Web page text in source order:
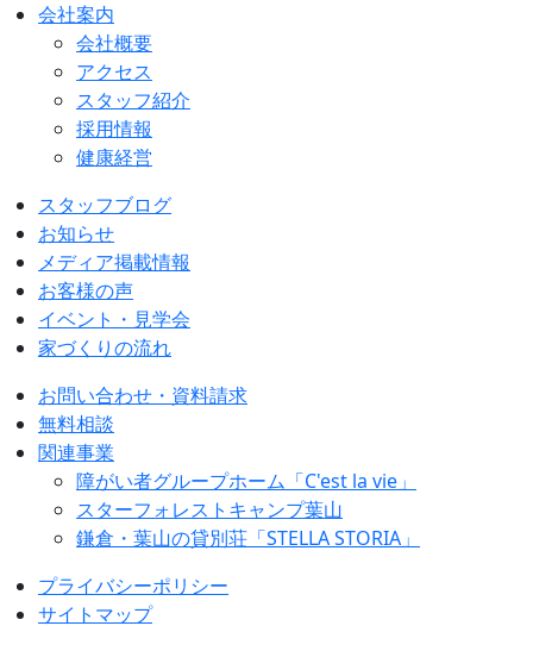
会社案内
会社概要
アクセス
スタッフ紹介
採用情報
健康経営
スタッフブログ
お知らせ
メディア掲載情報
お客様の声
イベント・見学会
家づくりの流れ
お問い合わせ・資料請求
無料相談
関連事業
障がい者グループホーム「C'est la vie」
スターフォレストキャンプ葉山
鎌倉・葉山の貸別荘「STELLA STORIA」
プライバシーポリシー
サイトマップ